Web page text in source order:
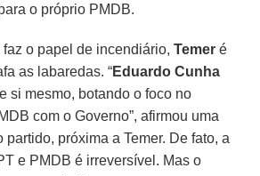
o próprio PMDB.
faz o papel de incendiário,Temer é
as labaredas. “Eduardo Cunha
si mesmo, botando o foco no
com o Governo”, afirmou uma
partido, próxima a Temer. De fato, a
e PMDB é irreversível. Mas o